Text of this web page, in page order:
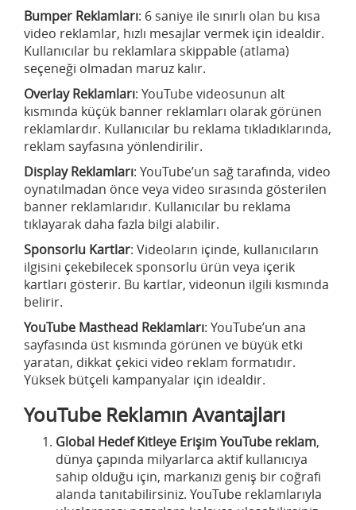
Bumper Reklamları: 6 saniye ile sınırlı olan bu kısa
video reklamlar, hızlı mesajlar vermek için idealdir.
Kullanıcılar bu reklamlara skippable (atlama)
seçeneği olmadan maruz kalır.
Overlay Reklamları: YouTube videosunun alt
kısmında küçük banner reklamları olarak görünen
reklamlardır. Kullanıcılar bu reklama tıkladıklarında,
reklam sayfasına yönlendirilir.
Display Reklamları: YouTube’un sağ tarafında, video
oynatılmadan önce veya video sırasında gösterilen
banner reklamlarıdır. Kullanıcılar bu reklama
tıklayarak daha fazla bilgi alabilir.
Sponsorlu Kartlar: Videoların içinde, kullanıcıların
ilgisini çekebilecek sponsorlu ürün veya içerik
kartları gösterir. Bu kartlar, videonun ilgili kısmında
belirir.
YouTube Masthead Reklamları: YouTube’un ana
sayfasında üst kısmında görünen ve büyük etki
yaratan, dikkat çekici video reklam formatıdır.
Yüksek bütçeli kampanyalar için idealdir.
YouTube Reklamın Avantajları
Global Hedef Kitleye ErişimYouTube reklam,
dünya çapında milyarlarca aktif kullanıcıya
sahip olduğu için, markanızı geniş bir coğrafi
alanda tanıtabilirsiniz. YouTube reklamlarıyla